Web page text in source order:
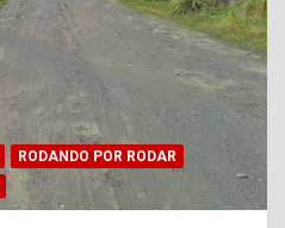
RODANDO POR RODAR